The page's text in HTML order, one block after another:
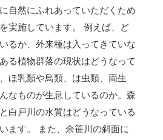
自然にふれあっていただくため
実施しています。 例えば、ど
るか、外来種は入ってきていな
る植物群落の現状はどうなって
ほ乳類や鳥類、は虫類、両生
なものが生息しているのか。森
白戸川の水質はどうなっている
ます。 また、余笹川の斜面に